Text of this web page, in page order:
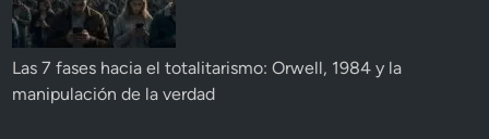
Las 7 fases hacia el totalitarismo: Orwell, 1984 y la
manipulación de la verdad